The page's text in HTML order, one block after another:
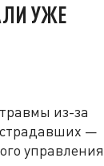
УЖЕ
из-за
—
управления